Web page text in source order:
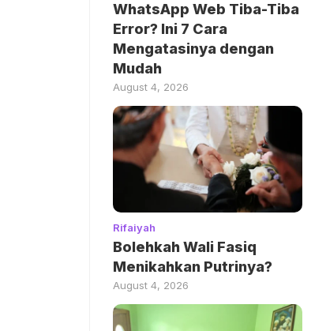
WhatsApp Web Tiba-Tiba
Error? Ini 7 Cara
Mengatasinya dengan
Mudah
August 4, 2026
Rifaiyah
Bolehkah Wali Fasiq
Menikahkan Putrinya?
August 4, 2026